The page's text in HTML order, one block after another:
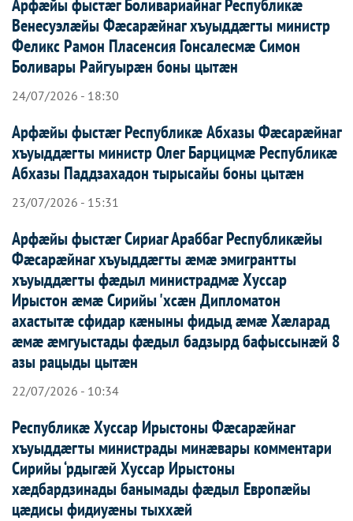
Арфæйы фыстæг Боливариайнаг Республикæ
Венесуэлæйы Фæсарæйнаг хъуыддæгты министр
Феликс Рамон Пласенсия Гонсалесмæ Симон
Боливары Райгуырæн боны цытæн
24/07/2026 - 18:30
Арфæйы фыстæг Республикæ Абхазы Фæсарæйнаг
хъуыддæгты министр Олег Барцицмæ Республикæ
Абхазы Паддзахадон тырысайы боны цытæн
23/07/2026 - 15:31
Арфæйы фыстæг Сириаг Араббаг Республикæйы
Фæсарæйнаг хъуыддæгты æмæ эмигрантты
хъуыддæгты фæдыл министрадмæ Хуссар
Ирыстон æмæ Сирийы 'хсæн Дипломатон
ахастытæ сфидар кæныны фидыд æмæ Хæларад
æмæ æмгуыстады фæдыл бадзырд бафыссынæй 8
азы рацыды цытæн
22/07/2026 - 10:34
Республикæ Хуссар Ирыстоны Фæсарæйнаг
хъуыддæгты министрады минæвары комментари
Сирийы ‘рдыгæй Хуссар Ирыcтоны
хæдбардзинады банымады фæдыл Европæйы
цæдисы фидиуæны тыххæй